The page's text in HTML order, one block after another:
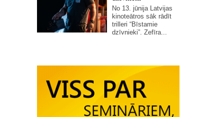
No 13. jūnija Latvijas
kinoteātros sāk rādīt
trilleri “Bīstamie
dzīvnieki”. Zefīra...